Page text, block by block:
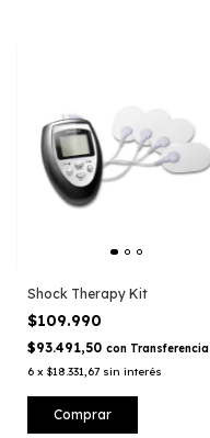
Shock Therapy Kit
$109.990
$93.491,50 con Transferencia
6 x $18.331,67 sin interés